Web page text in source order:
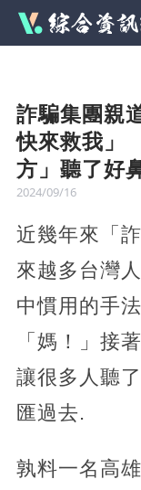
詐騙集團親
快來救我」
方」聽了好
2024/09/16
近幾年來「
來越多台灣
中慣用的手
「媽！」接
讓很多人聽
匯過去.
孰料一名高